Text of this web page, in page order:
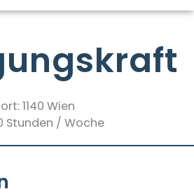
1140 Wien
Stunden / Woche